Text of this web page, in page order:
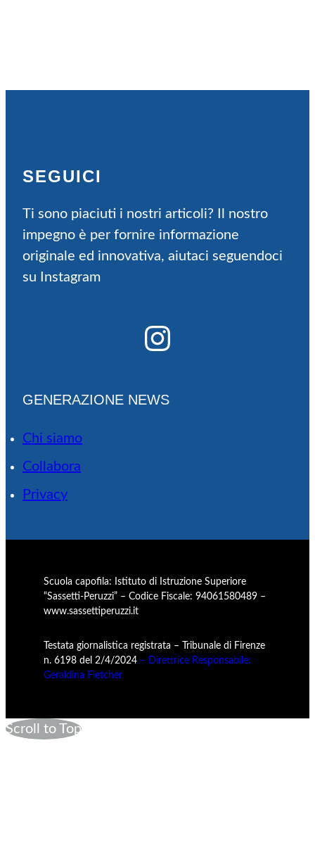
SEGUICI
Ti sono piaciuti i nostri articoli? Il nostro
impegno è per fornire informazione
originale ed innovativa, aiutaci seguendoci
su Instagram
Instagram
GENERAZIONE NEWS
Chi siamo
Collabora
Privacy
Scuola capofila: Istituto di Istruzione Superiore
“Sassetti-Peruzzi” – Codice Fiscale: 94061580489 –
www.sassettiperuzzi.it
Testata giornalistica registrata – Tribunale di Firenze
n. 6198 del 2/4/2024 – Direttrice Responsabile:
Geraldina Fietcher
Scroll to Top